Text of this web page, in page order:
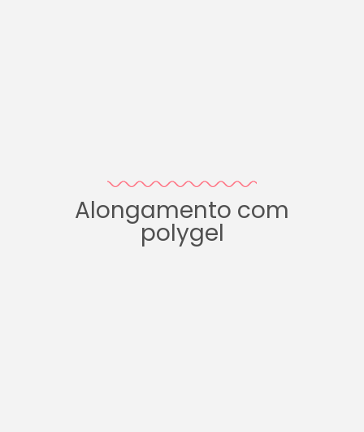
Alongamento com
polygel